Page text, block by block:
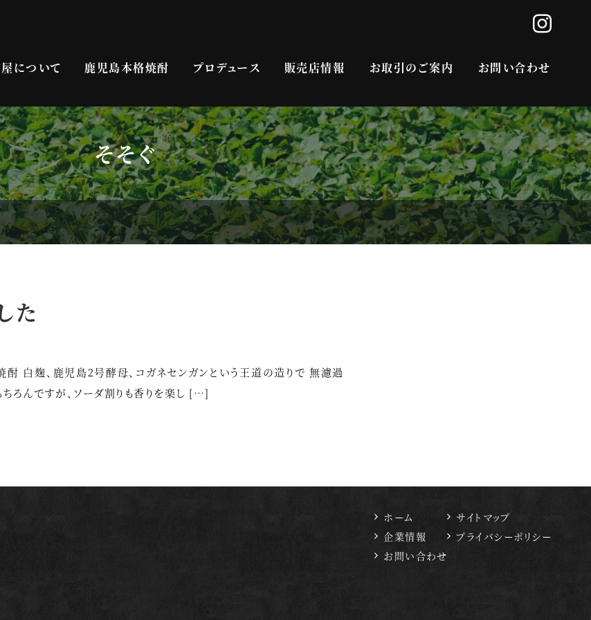
について 鹿児島本格焼酎 プロデュース 販売店情報 お取引のご案内 お問い合わせ
そそぐ
た
白麹、鹿児島2号酵母、コガネセンガンという王道の造りで 無濾過
ろんですが、ソーダ割りも香りを楽し […]
ホーム
企業情報
お問い合わせ
サイトマップ
プライバシーポリシー